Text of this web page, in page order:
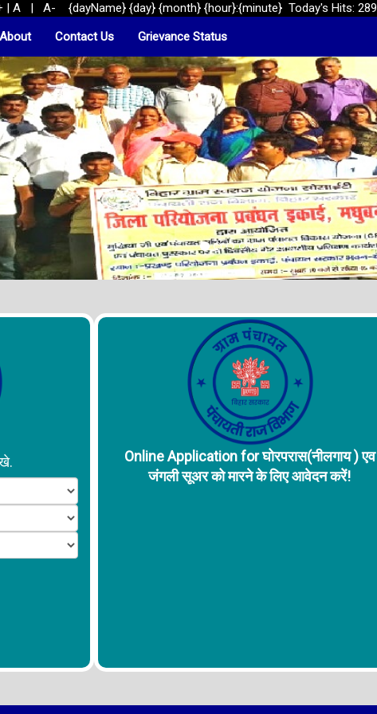
| A | A- {dayName} {day} {month} {hour}:{minute} Today's Hits: 289
About Contact Us Grievance Status
...
Online Application for घोरपरास(नीलगाय ) एव
जंगली सूअर को मारने के लिए आवेदन करें!